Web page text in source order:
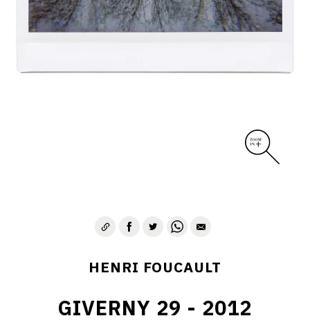
06_ARCHIVES
CONTACT
HENRI FOUCAULT
GIVERNY 29 - 2012